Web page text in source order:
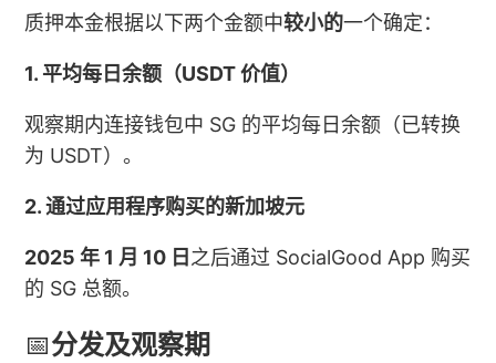
质押本金根据以下两个金额中较小的一个确定：
1. 平均每日余额（USDT 价值）
观察期内连接钱包中 SG 的平均每日余额（已转换
为 USDT）。
2. 通过应用程序购买的新加坡元
2025 年 1 月 10 日 之后通过 SocialGood App 购买
的 SG 总额。
📅分发及观察期